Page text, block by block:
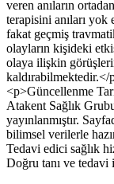
veren anıların
terapisini anıları
fakat geçmiş
olayların kişideki
olaya ilişkin
<p>Güncellenme
Atakent Sağlık
yayınlanmıştır.
bilimsel verilerle
Tedavi edici sağlık
Doğru tanı ve